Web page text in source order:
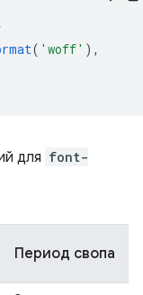
( 'woff' ),
для font-
Период свопа